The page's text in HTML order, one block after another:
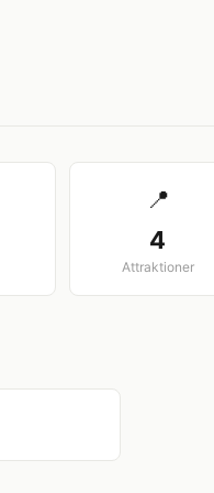
📍
4
Attraktioner